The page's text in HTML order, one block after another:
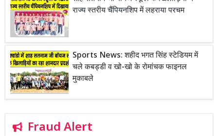
राज्य स्तरीय चैंपियनशिप में लहराया परचम
Sports News: शहीद भगत सिंह स्टेडियम में
चले कबड्डी व खो-खो के रोमांचक फाइनल
मुकाबले
Fraud Alert